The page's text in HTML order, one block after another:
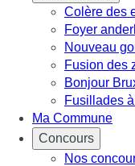
Colère des
Foyer
Nouveau
Fusion des
Bonjour
Fusillades
Ma Commune
Concours
Nos